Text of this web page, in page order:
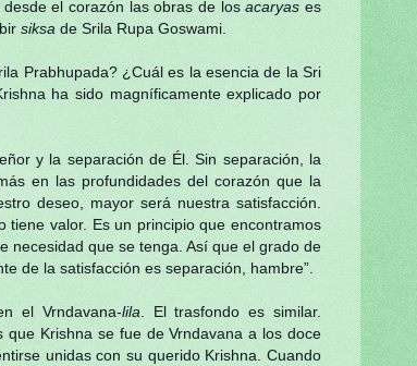
desde el corazón las obras de losacaryas es
siksa de Srila Rupa Goswami.
Prabhupada? ¿Cuál es la esencia de la Sri
ha sido magníficamente explicado por
y la separa­ción de Él. Sin separación, la
en las profundidades del corazón que la
deseo, mayor será nuestra satisfacción.
tiene valor. Es un principio que encontramos
necesidad que se tenga. Así que el grado de
de la satisfacción es separación, hambre”.
el Vrndavana-lila . El trasfondo es similar.
Krishna se fue de Vrndavana a los doce
unidas con su querido Krishna. Cuando